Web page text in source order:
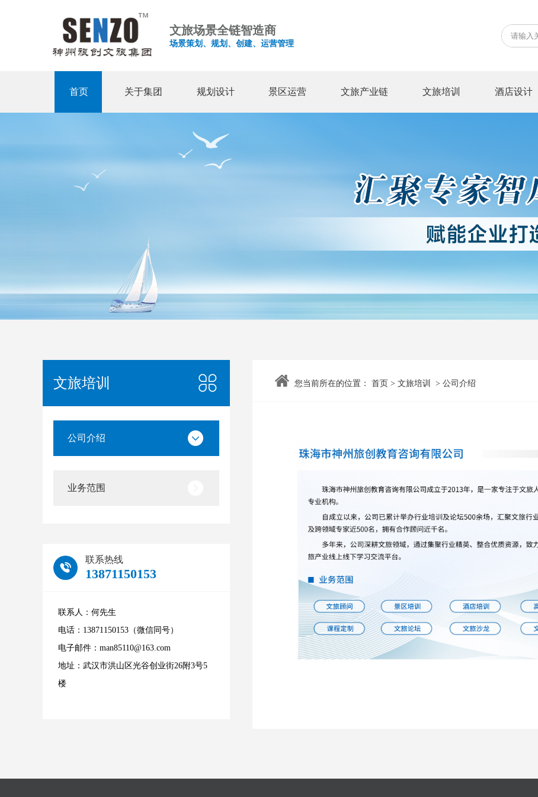
文旅场景全链智造商
场景策划、规划、创建、运营管理
首页 关于集团 规划设计 景区运营 文旅产业链 文旅培训 酒店设计
文旅培训
公司介绍
业务范围
景区培训
酒店培训
高级研修
文旅沙龙
联系热线
13871150153
联系人：何先生
电话：13871150153（微信同号）
电子邮件：man85110@163.com
地址：武汉市洪山区光谷创业街26附3号5
楼
您当前所在的位置： 首页 > 文旅培训 > 公司介绍